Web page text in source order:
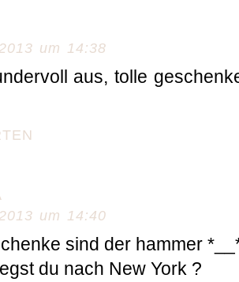
um 14:38
aus, tolle
um 14:40
sind der hammer
du nach New York ?